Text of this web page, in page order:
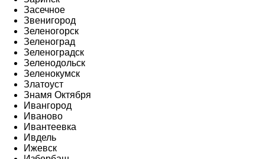
Засечное
Звенигород
Зеленогорск
Зеленоград
Зеленоградск
Зеленодольск
Зеленокумск
Златоуст
Знамя Октября
Ивангород
Иваново
Ивантеевка
Ивдель
Ижевск